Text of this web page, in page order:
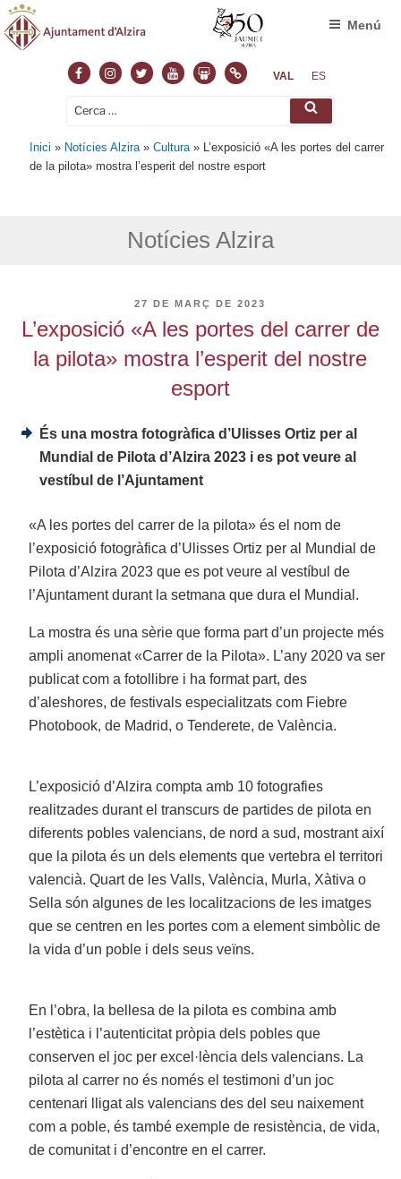
FacebookInstagram
TwitterYoutubeSlideshare
NormasVAL ES
Cerca: Cerca
Menú
Inici » Notícies Alzira »Cultura » L’exposició «A les portes del carrer
de la pilota» mostra l’esperit del nostre esport
Notícies Alzira
PUBLICAT
27 DE MARÇ DE 2023
L’exposició «A les portes del carrer de
la pilota» mostra l’esperit del nostre
esport
És una mostra fotogràfica d’Ulisses Ortiz per al
Mundial de Pilota d’Alzira 2023 i es pot veure al
vestíbul de l’Ajuntament
«A les portes del carrer de la pilota» és el nom de
l’exposició fotogràfica d’Ulisses Ortiz per al Mundial de
Pilota d’Alzira 2023 que es pot veure al vestíbul de
l’Ajuntament durant la setmana que dura el Mundial.
La mostra és una sèrie que forma part d’un projecte més
ampli anomenat «Carrer de la Pilota». L’any 2020 va ser
publicat com a fotollibre i ha format part, des
d’aleshores, de festivals especialitzats com Fiebre
Photobook, de Madrid, o Tenderete, de València.
L’exposició d’Alzira compta amb 10 fotografies
realitzades durant el transcurs de partides de pilota en
diferents pobles valencians, de nord a sud, mostrant així
que la pilota és un dels elements que vertebra el territori
valencià. Quart de les Valls, València, Murla, Xàtiva o
Sella són algunes de les localitzacions de les imatges
que se centren en les portes com a element simbòlic de
la vida d’un poble i dels seus veïns.
En l’obra, la bellesa de la pilota es combina amb
l’estètica i l’autenticitat pròpia dels pobles que
conserven el joc per excel·lència dels valencians. La
pilota al carrer no és només el testimoni d’un joc
centenari lligat als valencians des del seu naixement
com a poble, és també exemple de resistència, de vida,
de comunitat i d’encontre en el carrer.